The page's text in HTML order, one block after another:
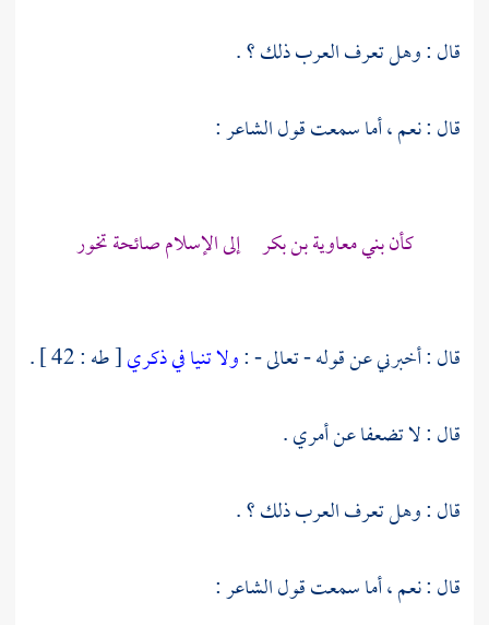
قال : وهل تعرف العرب ذلك ؟ .
قال : نعم ، أما سمعت قول الشاعر :
كأنبني معاوية بن بكر إلى الإسلام صائحة تخور
قال : أخبرني عن قوله - تعالى - :ولا تنيا في ذكري[ طه : 42 ] .
قال : لا تضعفا عن أمري .
قال : وهل تعرف العرب ذلك ؟ .
قال : نعم ، أما سمعت قول الشاعر :